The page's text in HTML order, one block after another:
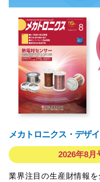
メカトロニクス・デザ
2026年8月
業界注目の生産財情報